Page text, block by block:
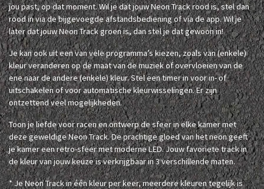
jou past, op dat moment. Wil je dat jouw Neon Track rood is, stel dan
rood in via de bijgevoegde afstandsbediening of via de app. Wil je
later dat jouw Neon Track groen is, dan stel je dat gewoon in!
Je kan ook uit een van vele programma’s kiezen, zoals van (enkele)
kleur veranderen op de maat van de muziek of overvloeien van de
ene naar de andere (enkele) kleur. Stel een timer in voor in- of
uitschakelen of voor automatische kleurwisselingen. Er zijn
ontzettend veel mogelijkheden.
Toon je liefde voor racen en ontwerp de sfeer in elke kamer met
deze geweldige Neon Track. De prachtige gloed van het neon geeft
je kamer een retro-sfeer met moderne LED. Jouw favoriete track in
de kleur van jouw keuze is verkrijgbaar in 3 verschillende maten.
* Je Neon Track in één kleur per keer, meerdere kleuren tegelijk is